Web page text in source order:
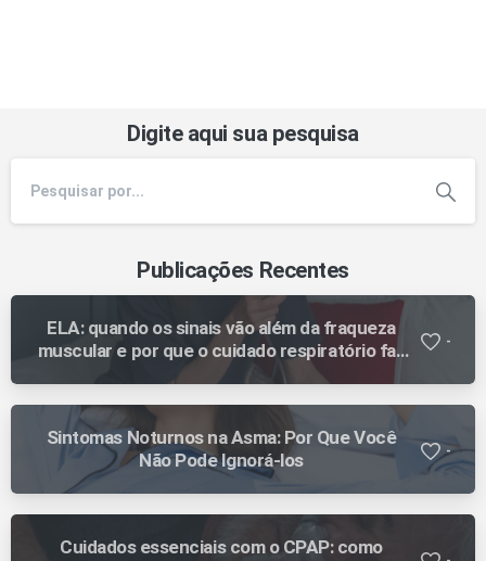
Digite aqui sua pesquisa
Publicações Recentes
ELA: quando os sinais vão além da fraqueza
muscular e por que o cuidado respiratório faz
diferença ao longo da evolução
-
Sintomas Noturnos na Asma: Por Que Você
Não Pode Ignorá-los
-
Cuidados essenciais com o CPAP: como